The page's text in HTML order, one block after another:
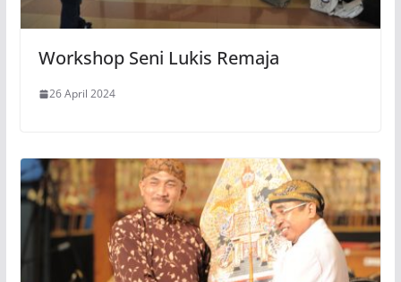
Workshop Seni Lukis Remaja
26 April 2024